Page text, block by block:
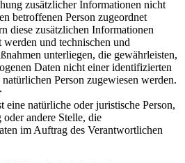
zusätzlicher Informationen nicht
betroffenen Person zugeordnet
diese zusätzlichen Informationen
werden und technischen und
unterliegen, die gewährleisten,
Daten nicht einer identifizierten
Person zugewiesen werden.
eine natürliche oder juristische Person,
andere Stelle, die
im Auftrag des Verantwortlichen